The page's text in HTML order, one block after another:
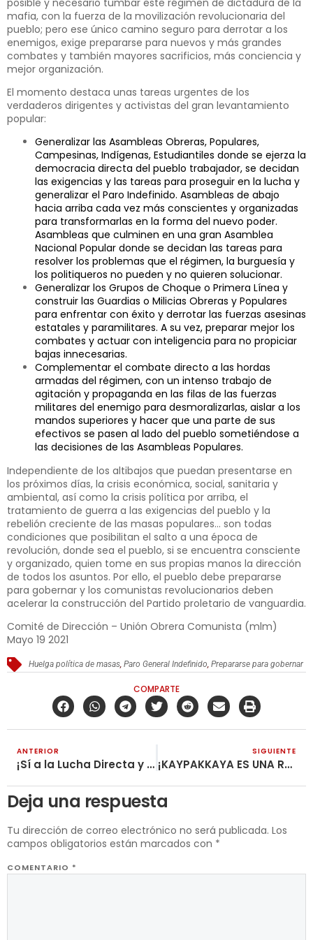
mafia, con la fuerza de la movilización revolucionaria del
pueblo; pero ese único camino seguro para derrotar a los
enemigos, exige prepararse para nuevos y más grandes
combates y también mayores sacrificios, más conciencia y
mejor organización.
El momento destaca unas tareas urgentes de los
verdaderos dirigentes y activistas del gran levantamiento
popular:
Generalizar las Asambleas Obreras, Populares,
Campesinas, Indígenas, Estudiantiles donde se ejerza la
democracia directa del pueblo trabajador, se decidan
las exigencias y las tareas para proseguir en la lucha y
generalizar el Paro Indefinido. Asambleas de abajo
hacia arriba cada vez más conscientes y organizadas
para transformarlas en la forma del nuevo poder.
Asambleas que culminen en una gran Asamblea
Nacional Popular donde se decidan las tareas para
resolver los problemas que el régimen, la burguesía y
los politiqueros no pueden y no quieren solucionar.
Generalizar los Grupos de Choque o Primera Línea y
construir las Guardias o Milicias Obreras y Populares
para enfrentar con éxito y derrotar las fuerzas asesinas
estatales y paramilitares. A su vez, preparar mejor los
combates y actuar con inteligencia para no propiciar
bajas innecesarias.
Complementar el combate directo a las hordas
armadas del régimen, con un intenso trabajo de
agitación y propaganda en las filas de las fuerzas
militares del enemigo para desmoralizarlas, aislar a los
mandos superiores y hacer que una parte de sus
efectivos se pasen al lado del pueblo sometiéndose a
las decisiones de las Asambleas Populares.
Independiente de los altibajos que puedan presentarse en
los próximos días, la crisis económica, social, sanitaria y
ambiental, así como la crisis política por arriba, el
tratamiento de guerra a las exigencias del pueblo y la
rebelión creciente de las masas populares… son todas
condiciones que posibilitan el salto a una época de
revolución, donde sea el pueblo, si se encuentra consciente
y organizado, quien tome en sus propias manos la dirección
de todos los asuntos. Por ello, el pueblo debe prepararse
para gobernar y los comunistas revolucionarios deben
acelerar la construcción del Partido proletario de vanguardia.
Comité de Dirección – Unión Obrera Comunista (mlm)
Mayo 19 2021
Huelga política de masas,Paro General Indefinido,Prepararse para gobernar
COMPARTE
ANTERIOR
¡Sí a la Lucha Directa y al Deporte! ¡No a la Copa América en Colombia!
SIGUIENTE
¡KAYPAKKAYA ES UNA RUPTURA CON LA LÍNEA BURGUESA Y EL NACIMIENTO DE LA LÍNEA PROLETARIA!
Deja una respuesta
Tu dirección de correo electrónico no será publicada. Los
campos obligatorios están marcados con *
COMENTARIO *